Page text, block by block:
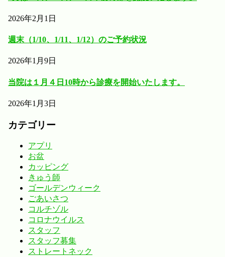
2026年2月1日
週末（1/10、1/11、1/12）のご予約状況
2026年1月9日
当院は１月４日10時から診療を開始いたします。
2026年1月3日
カテゴリー
アプリ
お盆
カッピング
きゅう師
ゴールデンウィーク
ごあいさつ
コルチゾル
コロナウイルス
スタッフ
スタッフ募集
ストレートネック